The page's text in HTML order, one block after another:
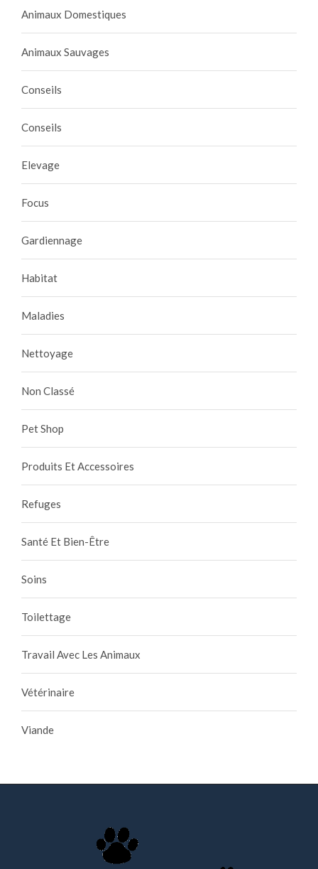
Animaux Domestiques
Animaux Sauvages
Conseils
Conseils
Elevage
Focus
Gardiennage
Habitat
Maladies
Nettoyage
Non Classé
Pet Shop
Produits Et Accessoires
Refuges
Santé Et Bien-Être
Soins
Toilettage
Travail Avec Les Animaux
Vétérinaire
Viande